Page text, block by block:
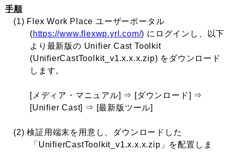
手順
(1) Flex Work Place ユーザーポータル
(https://www.flexwp.yrl.com/) にログインし、以下
より最新版の Unifier Cast Toolkit
(UnifierCastToolkit_v1.x.x.x.zip) をダウンロード
します。
[メディア・マニュアル] ⇒ [ダウンロード] ⇒
[Unifier Cast] ⇒ [最新版ツール]
(2) 検証用端末を用意し、ダウンロードした
「UnifierCastToolkit_v1.x.x.x.zip」を配置しま